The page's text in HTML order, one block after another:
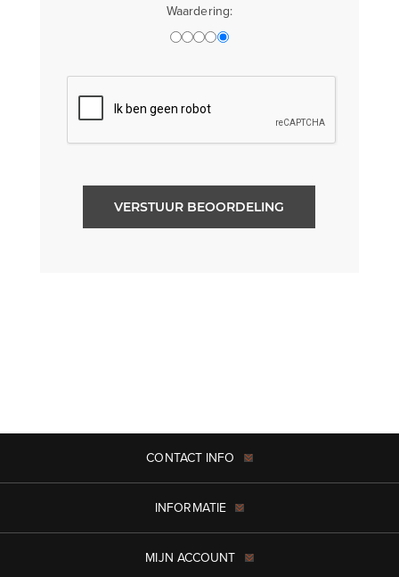
Waardering:
VERSTUUR BEOORDELING
CONTACT INFO
INFORMATIE
MIJN ACCOUNT